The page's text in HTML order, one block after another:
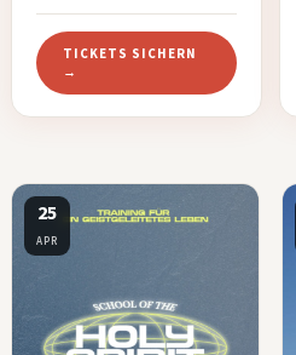
TICKETS SICHERN
→
25
APR